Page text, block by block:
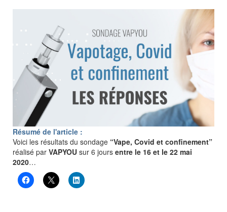
Résumé de l'article :
Voici les résultats du sondage “Vape, Covid et confinement”
réalisé par VAPYOU sur 6 jours entre le 16 et le 22 mai
2020…